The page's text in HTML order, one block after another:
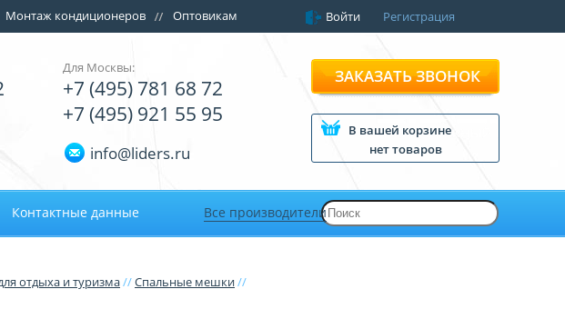
Монтаж кондиционеров Оптовикам Войти Регистрация
Для Москвы:
+7 (495) 781 68 72
+7 (495) 921 55 95
info@liders.ru
ЗАКАЗАТЬ ЗВОНОК
В вашей корзине
нет товаров
Контактные данные Все производители
отдыха и туризма//Спальные мешки//